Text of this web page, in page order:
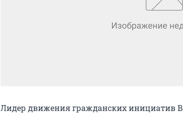
Лидер движения гражданских инициатив